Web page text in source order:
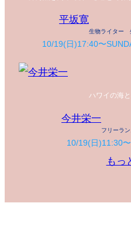
平坂寛
生物ライター
10/19(日)17:40〜
ハワイの海
今井栄一
フリーラ
10/19(日)11:30
もっ